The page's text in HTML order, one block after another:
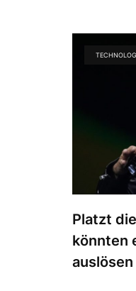
Platzt
könnten
auslösen